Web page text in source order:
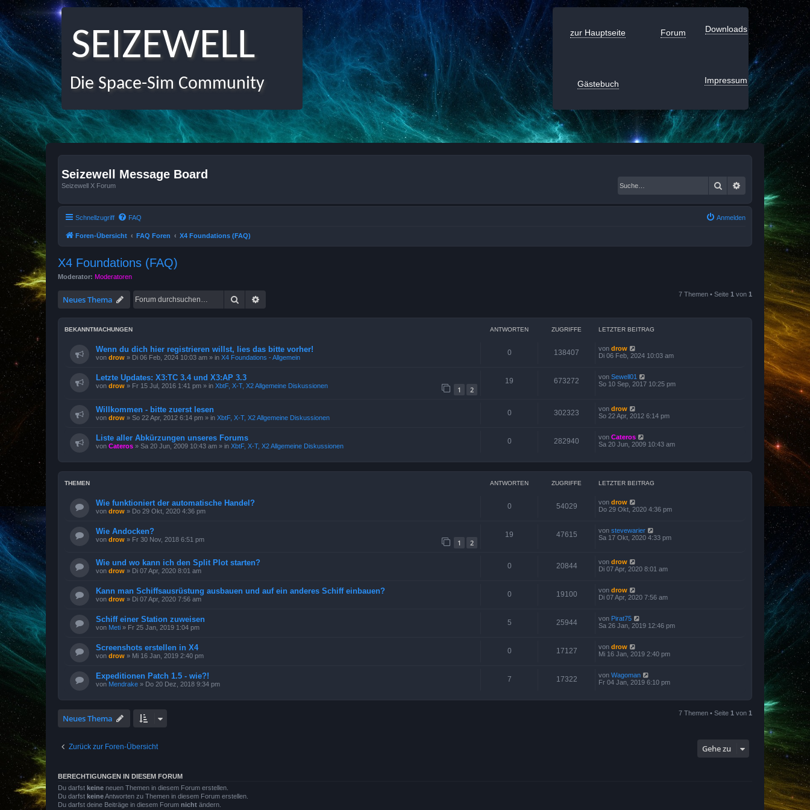
SEIZEWELL
Die Space-Sim Community
zur Hauptseite Forum Downloads
Gästebuch Impressum
Seizewell Message Board
Seizewell X Forum Suche Erweiterte Suche
Schnellzugriff FAQ Anmelden
Foren-Übersicht FAQ Foren X4 Foundations (FAQ)
X4 Foundations (FAQ)
Moderator: Moderatoren
Neues Thema Suche 7 Themen • Seite 1 von 1
BEKANNTMACHUNGEN ANTWORTEN ZUGRIFFE LETZTER BEITRAG
Wenn du dich hier registrieren willst, lies das bitte vorher!
von drow » Di 06 Feb, 2024 10:03 am » in X4 Foundations - Allgemein
0 138407 von drow
Di 06 Feb, 2024 10:03 am
Letzte Updates: X3:TC 3.4 und X3:AP 3.3
von drow » Fr 15 Jul, 2016 1:41 pm » in XbtF, X-T, X2 Allgemeine Diskussionen 1 2
19 673272 von Sewell01
So 10 Sep, 2017 10:25 pm
Willkommen - bitte zuerst lesen
von drow » So 22 Apr, 2012 6:14 pm » in XbtF, X-T, X2 Allgemeine Diskussionen
0 302323 von drow
So 22 Apr, 2012 6:14 pm
Liste aller Abkürzungen unseres Forums
von Cateros » Sa 20 Jun, 2009 10:43 am » in XbtF, X-T, X2 Allgemeine Diskussionen
0 282940 von Cateros
Sa 20 Jun, 2009 10:43 am
THEMEN ANTWORTEN ZUGRIFFE LETZTER BEITRAG
Wie funktioniert der automatische Handel?
von drow » Do 29 Okt, 2020 4:36 pm
0 54029 von drow
Do 29 Okt, 2020 4:36 pm
Wie Andocken?
von drow » Fr 30 Nov, 2018 6:51 pm 1 2
19 47615 von stevewarier
Sa 17 Okt, 2020 4:33 pm
Wie und wo kann ich den Split Plot starten?
von drow » Di 07 Apr, 2020 8:01 am
0 20844 von drow
Di 07 Apr, 2020 8:01 am
Kann man Schiffsausrüstung ausbauen und auf ein anderes Schiff einbauen?
von drow » Di 07 Apr, 2020 7:56 am
0 19100 von drow
Di 07 Apr, 2020 7:56 am
Schiff einer Station zuweisen
von Meti » Fr 25 Jan, 2019 1:04 pm
5 25944 von Pirat75
Sa 26 Jan, 2019 12:46 pm
Screenshots erstellen in X4
von drow » Mi 16 Jan, 2019 2:40 pm
0 17127 von drow
Mi 16 Jan, 2019 2:40 pm
Expeditionen Patch 1.5 - wie?!
von Mendrake » Do 20 Dez, 2018 9:34 pm
7 17322 von Wagoman
Fr 04 Jan, 2019 6:10 pm
Neues Thema 7 Themen • Seite 1 von 1
Zurück zur Foren-Übersicht Gehe zu
BERECHTIGUNGEN IN DIESEM FORUM
Du darfst keine neuen Themen in diesem Forum erstellen.
Du darfst keineAntworten zu Themen in diesem Forum erstellen.
Du darfst deine Beiträge in diesem Forum nicht ändern.